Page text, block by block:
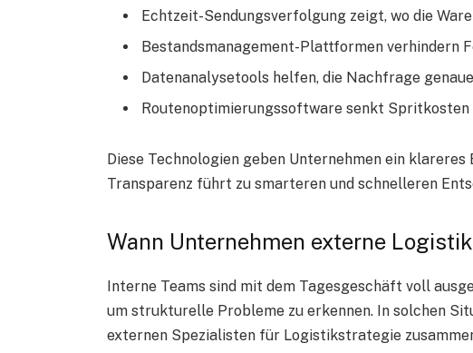
Echtzeit-Sendungsverfolgung zeigt, wo die
Bestandsmanagement-Plattformen verhindern
Datenanalysetools helfen, die Nachfrage
Routenoptimierungssoftware senkt Spritkosten
Diese Technologien geben Unternehmen ein
Transparenz führt zu smarteren und schnelleren
Wann Unternehmen externe
Interne Teams sind mit dem Tagesgeschäft voll
um strukturelle Probleme zu erkennen. In solchen
externen Spezialisten für Logistikstrategie